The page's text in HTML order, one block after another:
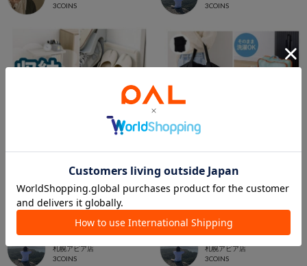
3COINS
3COINS
2025.08.11
収納人気ランキング50
札幌アピア店
3COINS
2025.07.13
通販サイト人気ランキング100
札幌アピア店
3COINS